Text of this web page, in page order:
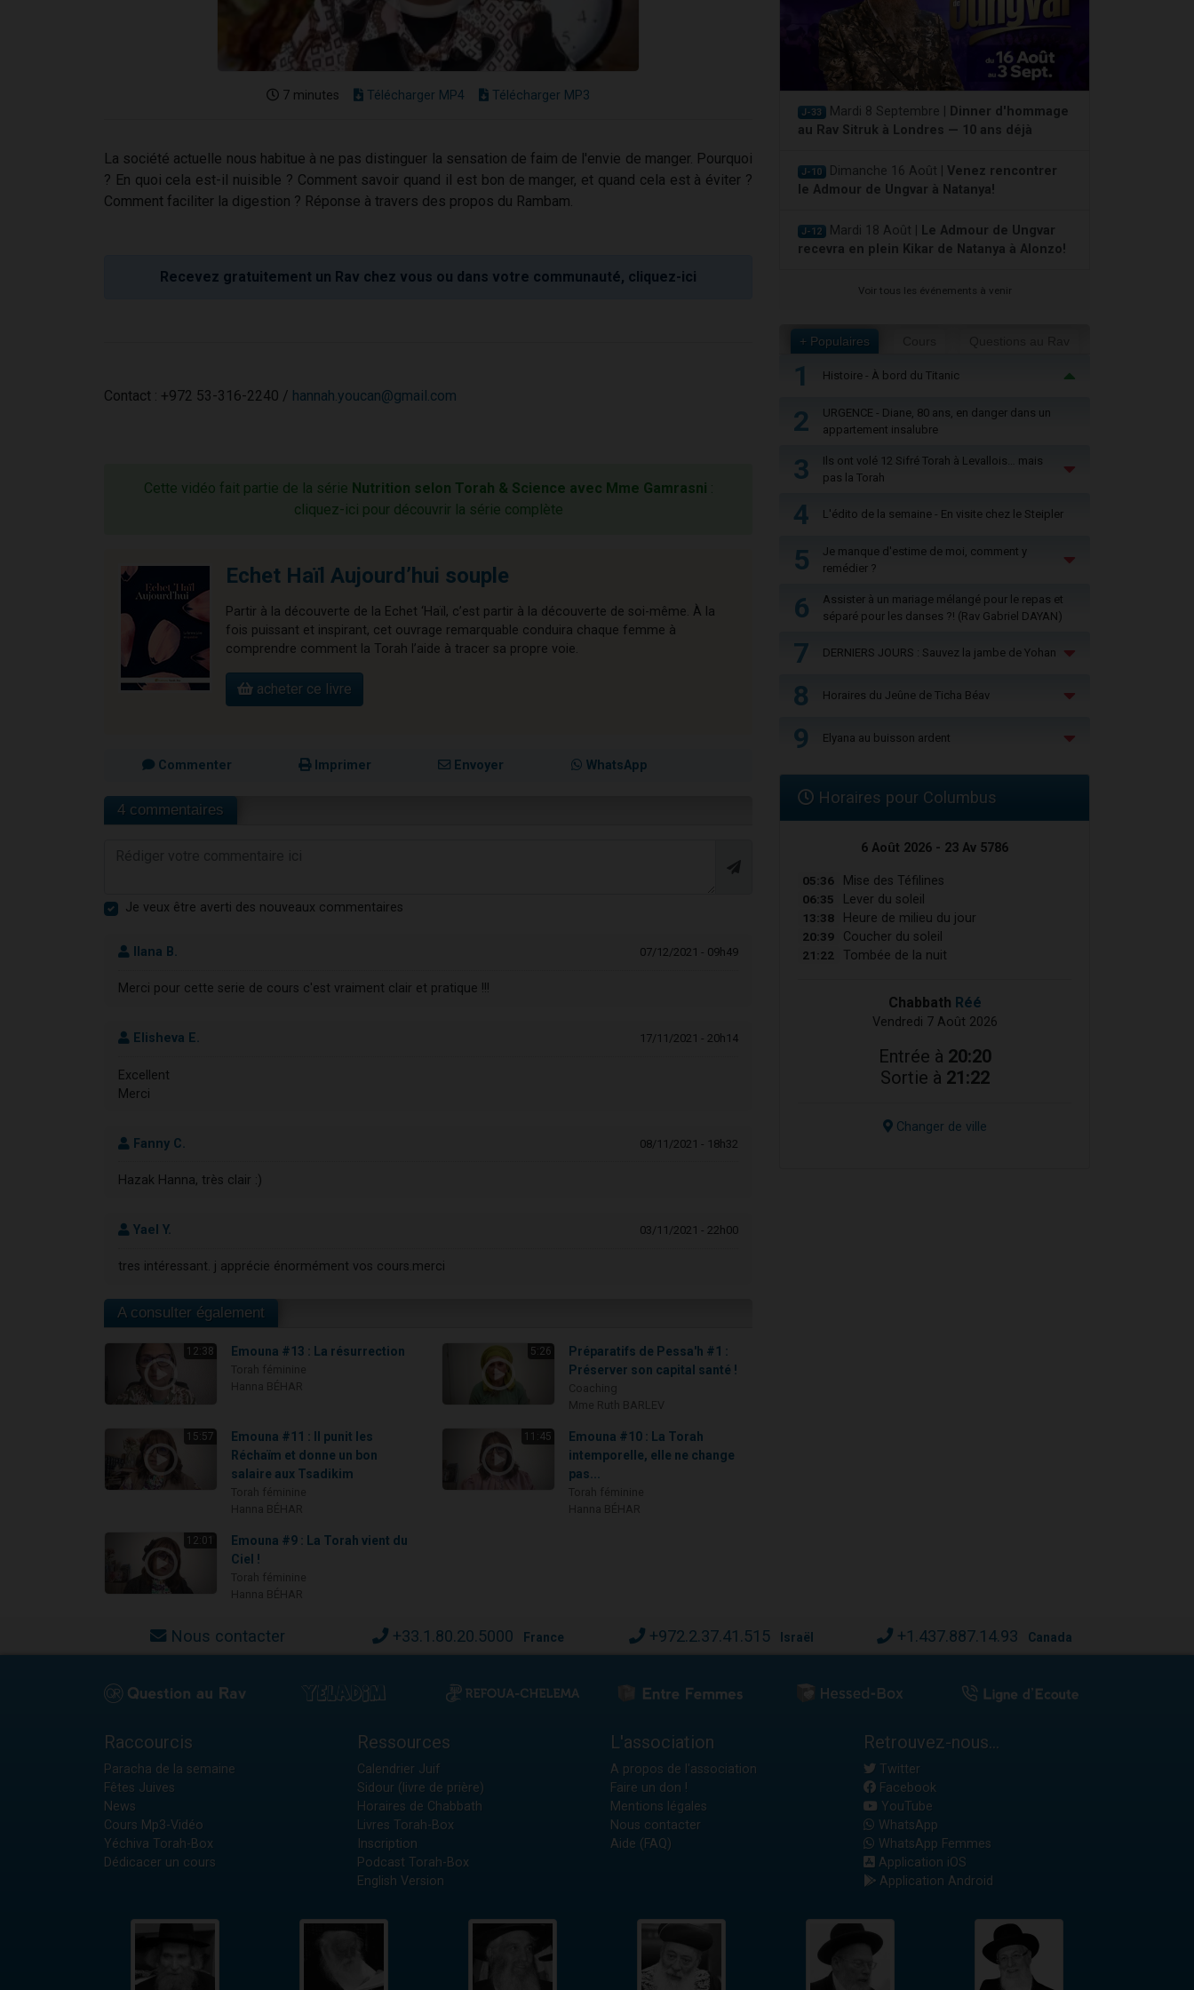
7 minutes Télécharger MP4 Télécharger MP3
La société actuelle nous habitue à ne pas distinguer la sensation de faim de l'envie de manger. Pourquoi
? En quoi cela est-il nuisible ? Comment savoir quand il est bon de manger, et quand cela est à éviter ?
Comment faciliter la digestion ? Réponse à travers des propos du Rambam.
Recevez gratuitement un Rav chez vous ou dans votre communauté, cliquez-ici
Contact : +972 53-316-2240 / hannah.youcan@gmail.com
Cette vidéo fait partie de la série Nutrition selon Torah & Science avec Mme Gamrasni :
cliquez-ici pour découvrir la série complète
Echet Haïl Aujourd’hui souple
Partir à la découverte de la Echet ‘Haïl, c’est partir à la découverte de soi-même. À la
fois puissant et inspirant, cet ouvrage remarquable conduira chaque femme à
comprendre comment la Torah l’aide à tracer sa propre voie.
acheter ce livre
Commenter Imprimer Envoyer WhatsApp
4 commentaires
Je veux être averti des nouveaux commentaires
Ilana B. 07/12/2021 - 09h49
Merci pour cette serie de cours c'est vraiment clair et pratique !!!
Elisheva E. 17/11/2021 - 20h14
Excellent
Merci
Fanny C. 08/11/2021 - 18h32
Hazak Hanna, très clair :)
Yael Y. 03/11/2021 - 22h00
tres intéressant. j apprécie énormément vos cours.merci
A consulter également
12:38 Emouna #13 : La résurrection 5:26
Préparatifs de Pessa'h #1 :
Préserver son capital santé !
15:57
Emouna #11 : Il punit les
Réchaïm et donne un bon
salaire aux Tsadikim
11:45
Emouna #10 : La Torah
intemporelle, elle ne change
pas...
12:01
Emouna #9 : La Torah vient du
Ciel !
J-33 Mardi 8 Septembre |
Dinner d'hommage
au Rav Sitruk à Londres — 10 ans déjà
J-10 Dimanche 16 Août | Venez rencontrer
le Admour de Ungvar à Natanya!
J-12 Mardi 18 Août |
Le Admour de Ungvar
recevra en plein Kikar de Natanya à Alonzo!
Voir tous les événements à venir
+ Populaires
1 Histoire - À bord du Titanic
2
URGENCE - Diane, 80 ans, en danger dans un
appartement insalubre
3
Ils ont volé 12 Sifré Torah à Levallois… mais
pas la Torah
4 L'édito de la semaine - En visite chez le Steipler
5
Je manque d'estime de moi, comment y
remédier ?
6
Assister à un mariage mélangé pour le repas et
séparé pour les danses ?! (Rav Gabriel DAYAN)
7 DERNIERS JOURS : Sauvez la jambe de Yohan
8 Horaires du Jeûne de Ticha Béav
9 Elyana au buisson ardent
Horaires pour Columbus
6 Août 2026 - 23 Av 5786
05:36 Mise des Téfilines
06:35 Lever du soleil
13:38 Heure de milieu du jour
20:39 Coucher du soleil
21:22 Tombée de la nuit
Chabbath Réé
Vendredi 7 Août 2026
Entrée à 20:20
Sortie à 21:22
Changer de ville
Nous contacter +33.1.80.20.5000 France +972.2.37.41.515 Israël +1.437.887.14.93 Canada
Raccourcis
Paracha de la semaine
Fêtes Juives
News
Cours Mp3-Vidéo
Yéchiva Torah-Box
Dédicacer un cours
Ressources
Calendrier Juif
Sidour (livre de prière)
Horaires de Chabbath
Livres Torah-Box
Inscription
Podcast Torah-Box
English Version
L'association
A propos de l'association
Faire un don !
Mentions légales
Nous contacter
Aide (FAQ)
Retrouvez-nous...
Twitter
Facebook
YouTube
WhatsApp
WhatsApp Femmes
Application iOS
Application Android